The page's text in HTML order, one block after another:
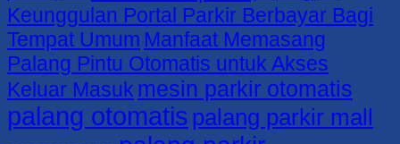
0813-
4161-
5165
KABUPATEN
RAJA
AMPAT
0821-
4405-
7125/
0813-
4161-
Keunggulan Portal Parkir Berbayar Bagi
Tempat Umum Manfaat Memasang
Palang Pintu Otomatis untuk Akses
Keluar Masuk mesin parkir otomatis
palang otomatis palang parkir mall